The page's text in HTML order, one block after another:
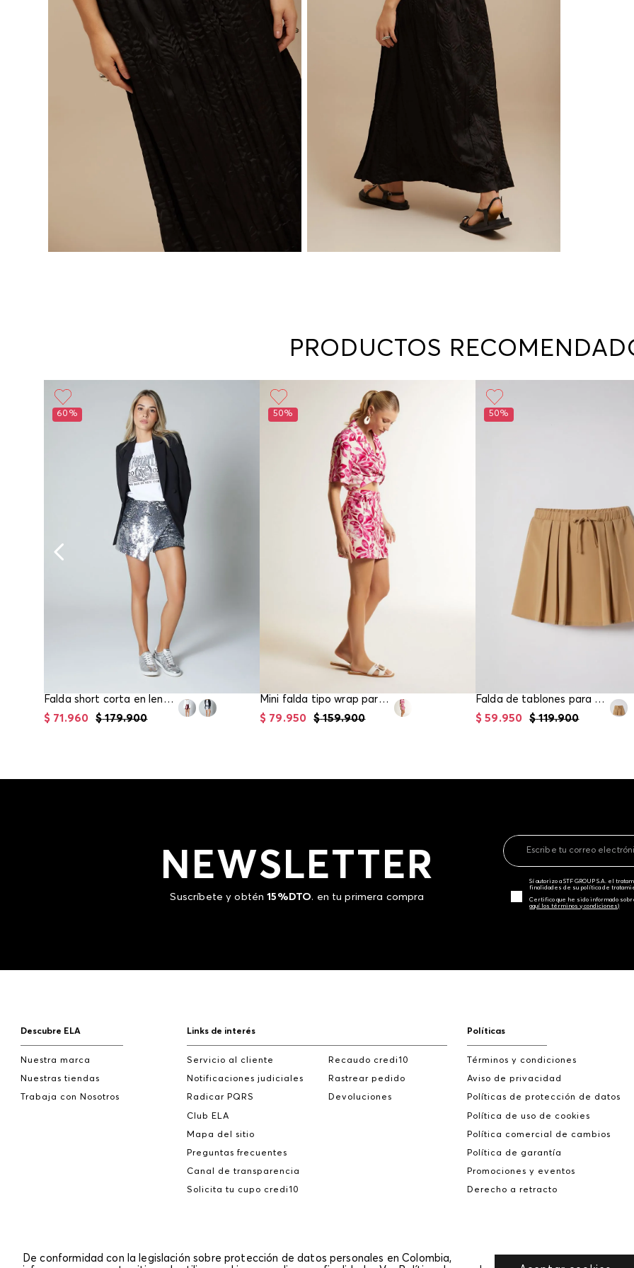
Otros:
En
PRODUCTOS
60%
Falda short corta en lentejuelas para mujer
$ 179.900
$ 71 .960
50%
Mini falda tipo wrap para mujer
$ 159.900
$ 79.950
50%
Falda de tablones para girl
$ 119.900
$ 59.950
NEWSLETTER
Suscríbete y obtén15%DTO. en tu primera compra
Sí autorizo a STF GROUP S.A. el
finalidades de su política de
Certifico que he sido informado
aquí los términos y condiciones)
Descubre ELA
Nuestra marca
Nuestras tiendas
Trabaja con Nosotros
Links de interés
Servicio al cliente
Notificaciones judiciales
Radicar PQRS
Club ELA
Mapa del sitio
Preguntas frecuentes
Canal de transparencia
Solicita tu cupo credi10
Recaudo credi10
Rastrear pedido
Devoluciones
Políticas
Términos y condiciones
Aviso de privacidad
Políticas de protección de datos
Política de uso de cookies
Política comercial de cambios
Política de garantía
Promociones y eventos
Derecho a retracto
De conformidad con la legislación sobre protección de datos personales en Colombia,